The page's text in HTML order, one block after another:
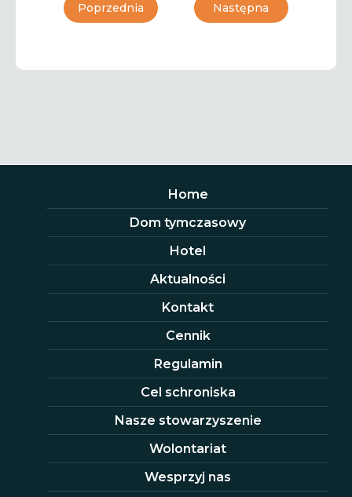
Poprzednia Następna
Home
Dom tymczasowy
Hotel
Aktualności
Kontakt
Cennik
Regulamin
Cel schroniska
Nasze stowarzyszenie
Wolontariat
Wesprzyj nas